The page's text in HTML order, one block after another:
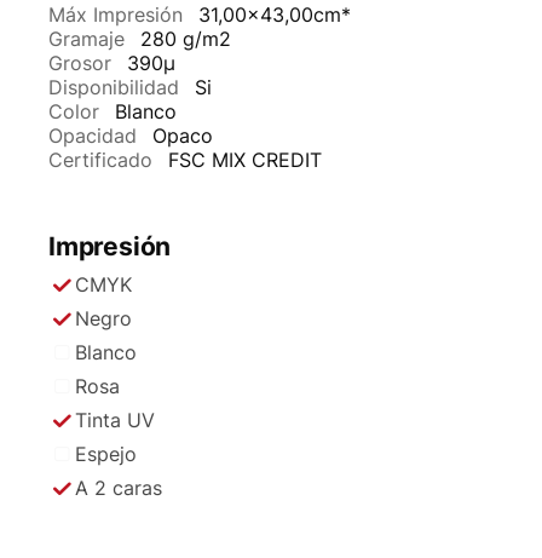
Máx Impresión
31,00x43,00cm*
Gramaje
280 g/m2
Grosor
390µ
Disponibilidad
Si
Color
Blanco
Opacidad
Opaco
Certificado
FSC MIX CREDIT
Impresión
CMYK
Negro
Blanco
Rosa
Tinta UV
Espejo
A 2 caras